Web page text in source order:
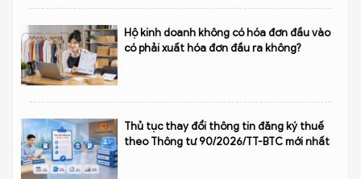
Hộ kinh doanh không có hóa đơn đầu vào
có phải xuất hóa đơn đầu ra không?
Thủ tục thay đổi thông tin đăng ký thuế
theo Thông tư 90/2026/TT-BTC mới nhất